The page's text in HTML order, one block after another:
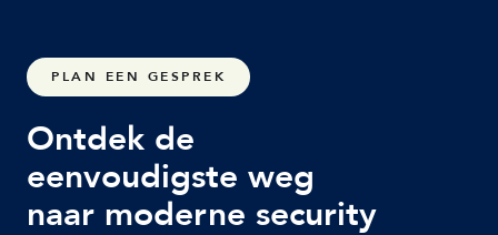
PLAN EEN GESPREK
Ontdek de
eenvoudigste weg
naar moderne security